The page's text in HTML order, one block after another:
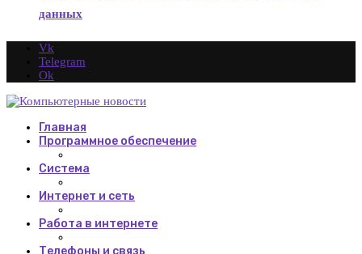
данных
Vk
Telegram
Ok
Главная
Программное обеспечение
Система
Интернет и сеть
Работа в интернете